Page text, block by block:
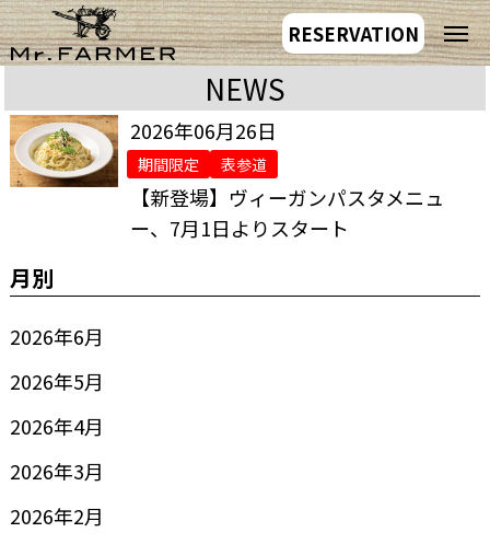
RESERVATION
NEWS
2026年06月26日
期間限定 表参道
【新登場】ヴィーガンパスタメニュ
ー、7月1日よりスタート
月別
2026年6月
2026年5月
2026年4月
2026年3月
2026年2月